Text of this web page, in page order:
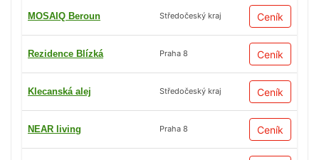
MOSAIQ Beroun Středočeský kraj Ceník
Rezidence Blízká Praha 8 Ceník
Klecanská alej Středočeský kraj Ceník
NEAR living Praha 8 Ceník